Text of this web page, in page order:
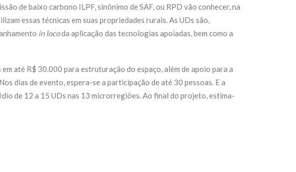
de baixo carbono ILPF, sinônimo de SAF, ou RPD vão conhecer, na
essas técnicas em suas propriedades rurais. As UDs são,
in locoda aplicação das tecnologias apoiadas, bem como a
até R$ 30.000 para estruturação do espaço, além de apoio para a
dias de evento, espera-se a participação de até 30 pessoas. E a
de 12 a 15 UDs nas 13 microrregiões. Ao final do projeto, estima-